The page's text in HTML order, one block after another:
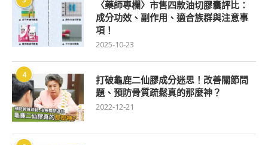
〈藥師專欄〉市售四款油切膠囊評比：
成分功效、副作用、適合族群與注意事
項！
2025-10-23
4
打破龜鹿二仙膠成分迷思！改善關節問
題、預防骨質疏鬆真的那麼神？
2022-12-21